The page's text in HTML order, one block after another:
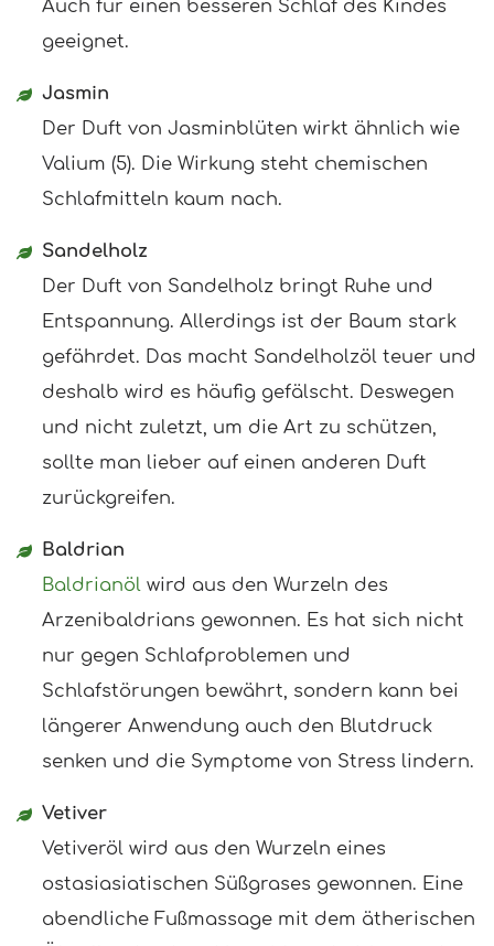
Auch für einen besseren Schlaf des Kindes
geeignet.
Jasmin
Der Duft von Jasminblüten wirkt ähnlich wie
Valium (5). Die Wirkung steht chemischen
Schlafmitteln kaum nach.
Sandelholz
Der Duft von Sandelholz bringt Ruhe und
Entspannung. Allerdings ist der Baum stark
gefährdet. Das macht Sandelholzöl teuer und
deshalb wird es häufig gefälscht. Deswegen
und nicht zuletzt, um die Art zu schützen,
sollte man lieber auf einen anderen Duft
zurückgreifen.
Baldrian
Baldrianölwird aus den Wurzeln des
Arzenibaldrians gewonnen. Es hat sich nicht
nur gegen Schlafproblemen und
Schlafstörungen bewährt, sondern kann bei
längerer Anwendung auch den Blutdruck
senken und die Symptome von Stress lindern.
Vetiver
Vetiveröl wird aus den Wurzeln eines
ostasiasiatischen Süßgrases gewonnen. Eine
abendliche Fußmassage mit dem ätherischen